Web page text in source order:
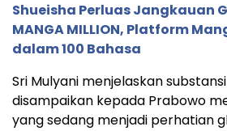
Shueisha Perluas Jangkauan
MANGA MILLION, Platform
dalam 100 Bahasa
Sri Mulyani menjelaskan
disampaikan kepada Prabowo
yang sedang menjadi perhatian